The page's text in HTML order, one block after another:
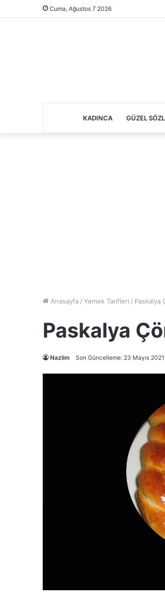
Cuma, Ağustos 7 2026
KADINCA GÜZEL
Anasayfa / Yemek Tarifleri / Paskalya
Paskalya
Nazlim Son Güncelleme: 23 Mayıs 2021